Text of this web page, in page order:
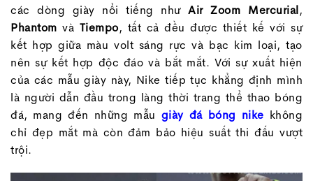
các dòng giày nổi tiếng nhưAir Zoom Mercurial,
Phantom và Tiempo, tất cả đều được thiết kế với sự
kết hợp giữa màu volt sáng rực và bạc kim loại, tạo
nên sự kết hợp độc đáo và bắt mắt. Với sự xuất hiện
của các mẫu giày này, Nike tiếp tục khẳng định mình
là người dẫn đầu trong làng thời trang thể thao bóng
đá, mang đến những mẫu giày đá bóng nike không
chỉ đẹp mắt mà còn đảm bảo hiệu suất thi đấu vượt
trội.